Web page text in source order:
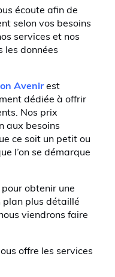
écoute afin de
selon vos besoins
services et nos
les données
Avenirest
dédiée à offrir
Nos prix
aux besoins
ce soit un petit ou
l’on se démarque
obtenir une
plan plus détaillé
viendrons faire
offre les services